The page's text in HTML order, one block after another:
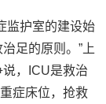
监护室的建设始
足的原则。”上
，ICU是救治
症床位，抢救